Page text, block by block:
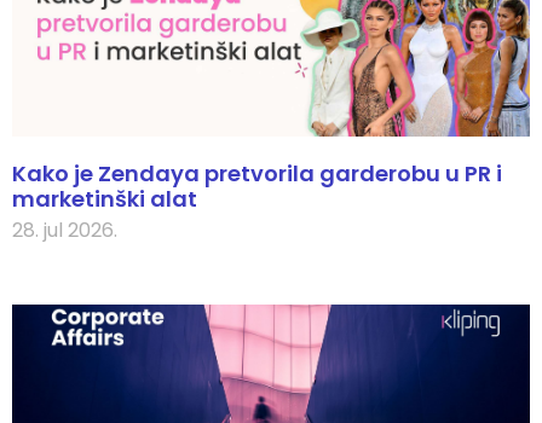
Kako je Zendaya pretvorila garderobu u PR i
marketinški alat
28. jul 2026.